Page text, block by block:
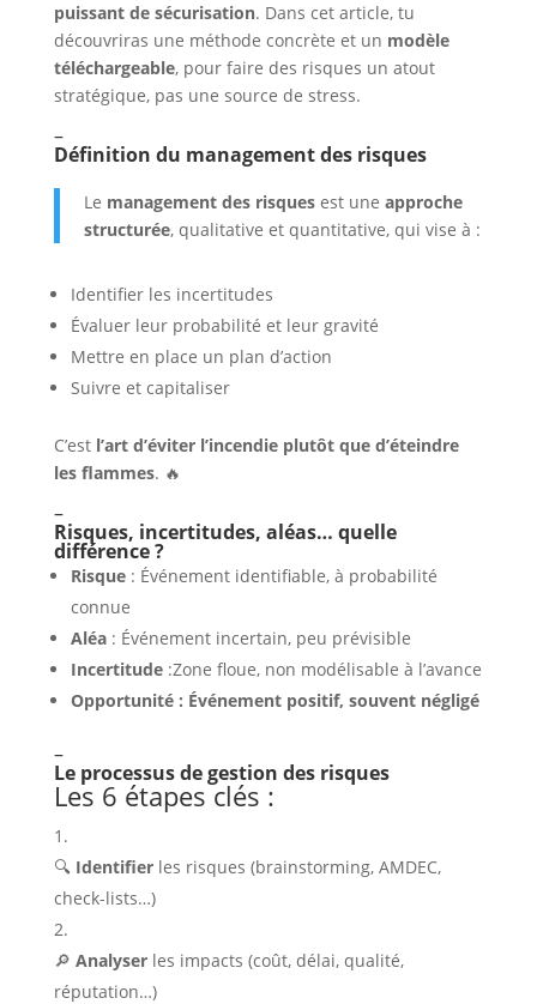
puissant de sécurisation. Dans cet article, tu
découvriras une méthode concrète et un modèle
téléchargeable, pour faire des risques un atout
stratégique, pas une source de stress.
–
Définition du management des risques
Le management des risquesest une approche
structurée, qualitative et quantitative, qui vise à :
Identifier les incertitudes
Évaluer leur probabilité et leur gravité
Mettre en place un plan d’action
Suivre et capitaliser
C’est l’art d’éviter l’incendie plutôt que d’éteindre
les flammes. 🔥
–
Risques, incertitudes, aléas… quelle
différence ?
Risque: Événement identifiable, à probabilité
connue
Aléa: Événement incertain, peu prévisible
Incertitude:Zone floue, non modélisable à l’avance
Opportunité : Événement positif, souvent négligé
–
Le processus de gestion des risques
Les 6 étapes clés :
🔍 Identifierles risques (brainstorming, AMDEC,
check-lists…)
🔎 Analyserles impacts (coût, délai, qualité,
réputation…)